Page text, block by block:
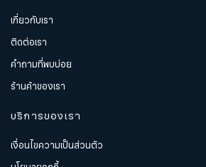
เกี่ยวกับเรา
ติดต่อเรา
คำถามที่พบบ่อย
ร้านค้าของเรา
บริการของเรา
เงื่อนไขความเป็นส่วนตัว